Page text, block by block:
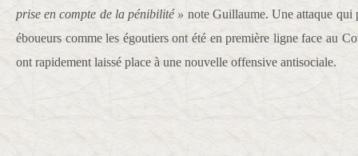
prise en compte de la pénibilité » note Guillaume. Une attaque qui
éboueurs comme les égoutiers ont été en première ligne face au
ont rapidement laissé place à une nouvelle offensive antisociale.